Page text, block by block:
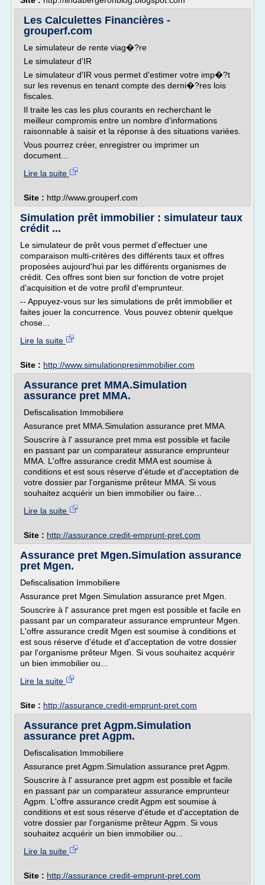
Les Calculettes Financières -
grouperf.com
Le simulateur de rente viag�?re
Le simulateur d'IR
Le simulateur d'IR vous permet d'estimer votre imp�?t
sur les revenus en tenant compte des derni�?res lois
fiscales.
Il traite les cas les plus courants en recherchant le
meilleur compromis entre un nombre d'informations
raisonnable à saisir et la réponse à des situations variées.
Vous pourrez créer, enregistrer ou imprimer un
document...
Lire la suite
Site : http://www.grouperf.com
Simulation prêt immobilier : simulateur taux
crédit ...
Le simulateur de prêt vous permet d'effectuer une
comparaison multi-critères des différents taux et offres
proposées aujourd'hui par les différents organismes de
crédit. Ces offres sont bien sur fonction de votre projet
d'acquisition et de votre profil d'emprunteur.
-- Appuyez-vous sur les simulations de prêt immobilier et
faites jouer la concurrence. Vous pouvez obtenir quelque
chose...
Lire la suite
Site : http://www.simulationpresimmobilier.com
Assurance pret MMA.Simulation
assurance pret MMA.
Defiscalisation Immobiliere
Assurance pret MMA.Simulation assurance pret MMA.
Souscrire à l' assurance pret mma est possible et facile
en passant par un comparateur assurance emprunteur
MMA. L'offre assurance credit MMA est soumise à
conditions et est sous réserve d'étude et d'acceptation de
votre dossier par l'organisme prêteur MMA. Si vous
souhaitez acquérir un bien immobilier ou faire...
Lire la suite
Site : http://assurance.credit-emprunt-pret.com
Assurance pret Mgen.Simulation assurance
pret Mgen.
Defiscalisation Immobiliere
Assurance pret Mgen.Simulation assurance pret Mgen.
Souscrire à l' assurance pret mgen est possible et facile en
passant par un comparateur assurance emprunteur Mgen.
L'offre assurance credit Mgen est soumise à conditions et
est sous réserve d'étude et d'acceptation de votre dossier
par l'organisme prêteur Mgen. Si vous souhaitez acquérir
un bien immobilier ou...
Lire la suite
Site : http://assurance.credit-emprunt-pret.com
Assurance pret Agpm.Simulation
assurance pret Agpm.
Defiscalisation Immobiliere
Assurance pret Agpm.Simulation assurance pret Agpm.
Souscrire à l' assurance pret agpm est possible et facile
en passant par un comparateur assurance emprunteur
Agpm. L'offre assurance credit Agpm est soumise à
conditions et est sous réserve d'étude et d'acceptation de
votre dossier par l'organisme prêteur Agpm. Si vous
souhaitez acquérir un bien immobilier ou...
Lire la suite
Site : http://assurance.credit-emprunt-pret.com